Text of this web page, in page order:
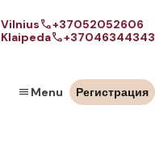
Vilniuscall+37052052606
Klaipedacall+37046344343
menu Menu Регистрация